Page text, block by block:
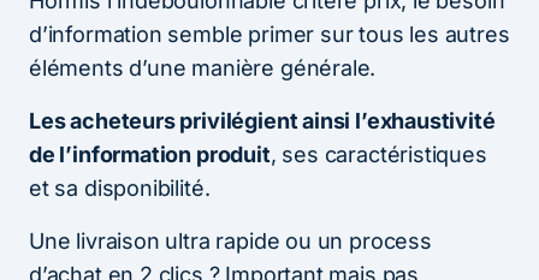
d’information semble primer sur tous les autres
éléments d’une manière générale.
Les acheteurs privilégient ainsi l’exhaustivité
de l’information produit, ses caractéristiques
et sa disponibilité.
Une livraison ultra rapide ou un process
d’achat en 2 clics ? Important mais pas